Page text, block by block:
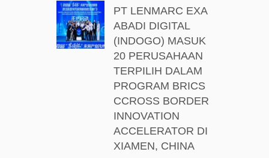
PT LENMARC EXA
ABADI DIGITAL
(INDOGO) MASUK
20 PERUSAHAAN
TERPILIH DALAM
PROGRAM BRICS
CCROSS BORDER
INNOVATION
ACCELERATOR DI
XIAMEN, CHINA